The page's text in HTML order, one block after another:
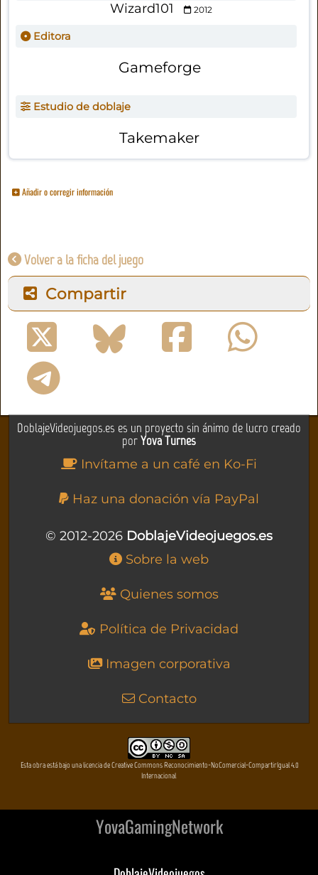
Wizard101 2012
Editora
Gameforge
Estudio de doblaje
Takemaker
Añadir o corregir información
Volver a la ficha del juego
Compartir
DoblajeVideojuegos.es es un proyecto sin ánimo de lucro creado
porYova Turnes
Invítame a un café en Ko-Fi
Haz una donación vía PayPal
© 2012-2026 DoblajeVideojuegos.es
Sobre la web
Quienes somos
Política de Privacidad
Imagen corporativa
Contacto
Esta obra está bajo una licencia de Creative Commons Reconocimiento-NoComercial-CompartirIgual 4.0
Internacional
YovaGamingNetwork